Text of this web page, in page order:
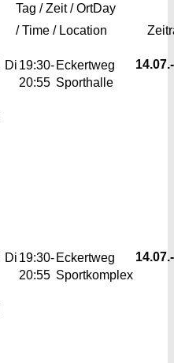
Tag / Zeit / OrtDay
/ Time / Location
Di 19:30-
20:55
Eckertweg
Sporthalle
14.07.-
Di 19:30-
20:55
Eckertweg
Sportkomplex
14.07.-